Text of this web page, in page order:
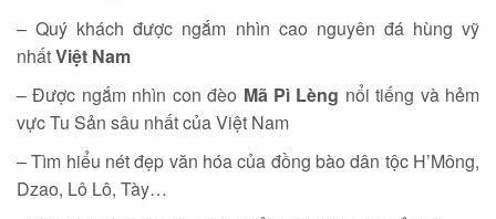
– Quý khách được ngắm nhìn cao nguyên đá hùng vỹ
nhấtViệt Nam
– Được ngắm nhìn con đèo Mã Pì Lèng nổi tiếng và hẻm
vực Tu Sản sâu nhất của Việt Nam
– Tìm hiểu nét đẹp văn hóa của đồng bào dân tộc H’Mông,
Dzao, Lô Lô, Tày…